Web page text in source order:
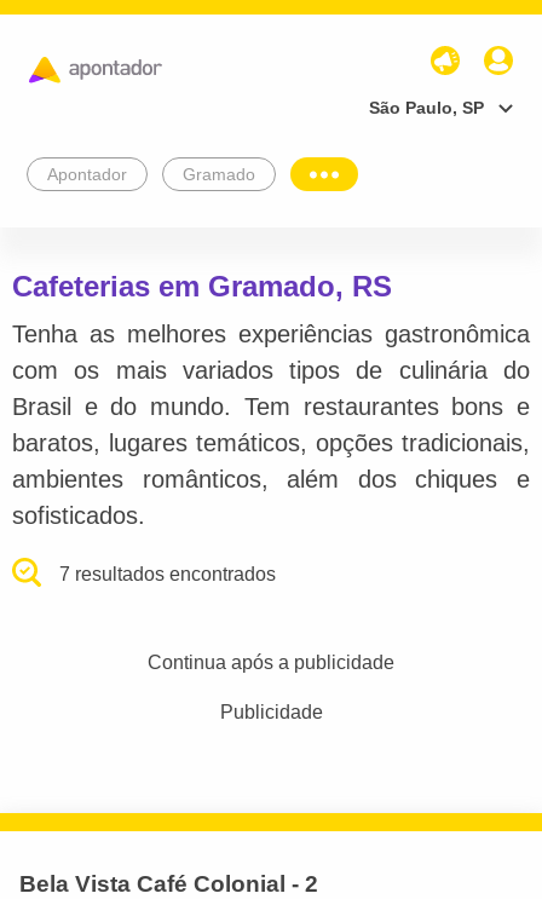
São Paulo, SP
Apontador Gramado
Cafeterias em Gramado, RS
Tenha as melhores experiências gastronômica
com os mais variados tipos de culinária do
Brasil e do mundo. Tem restaurantes bons e
baratos, lugares temáticos, opções tradicionais,
ambientes românticos, além dos chiques e
sofisticados.
7 resultados encontrados
Continua após a publicidade
Publicidade
Bela Vista Café Colonial - 2